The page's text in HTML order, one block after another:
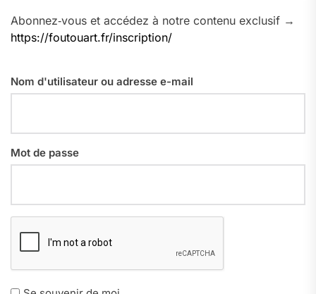
Abonnez‑vous et accédez à notre contenu exclusif →
https://foutouart.fr/inscription/
Nom d'utilisateur ou adresse e-mail
Mot de passe